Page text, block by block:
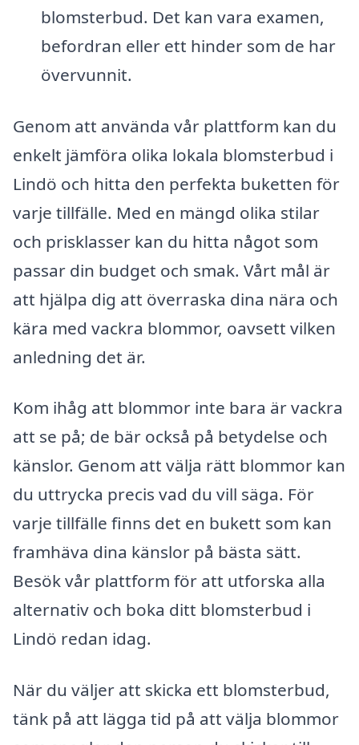
blomsterbud. Det kan vara examen,
befordran eller ett hinder som de har
övervunnit.
Genom att använda vår plattform kan du
enkelt jämföra olika lokala blomsterbud i
Lindö och hitta den perfekta buketten för
varje tillfälle. Med en mängd olika stilar
och prisklasser kan du hitta något som
passar din budget och smak. Vårt mål är
att hjälpa dig att överraska dina nära och
kära med vackra blommor, oavsett vilken
anledning det är.
Kom ihåg att blommor inte bara är vackra
att se på; de bär också på betydelse och
känslor. Genom att välja rätt blommor kan
du uttrycka precis vad du vill säga. För
varje tillfälle finns det en bukett som kan
framhäva dina känslor på bästa sätt.
Besök vår plattform för att utforska alla
alternativ och boka ditt blomsterbud i
Lindö redan idag.
När du väljer att skicka ett blomsterbud,
tänk på att lägga tid på att välja blommor